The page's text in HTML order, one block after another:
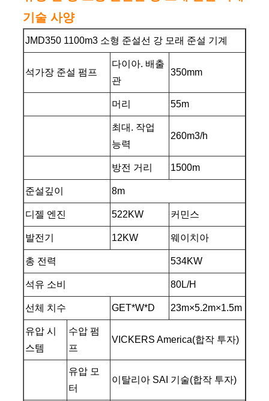
기술 사양
JMD350 1100m3 소형 준설선 강 모래 준설 기계
석가장 준설 펌프
다이아. 배출
관
350mm
머리 55m
최대. 작업
능력
260m3/h
방전 거리 1500m
준설깊이 8m
디젤 엔진 522KW 커민스
발전기 12KW 웨이치아
총 전력 534KW
석유 소비 80L/H
선체 치수 GET*W*D 23m×5.2m×1.5m
유압 시
스템
수압 펌
프
VICKERS America(합작 투자)
유압 모
터
이탈리아 SAI 기술(합작 투자)